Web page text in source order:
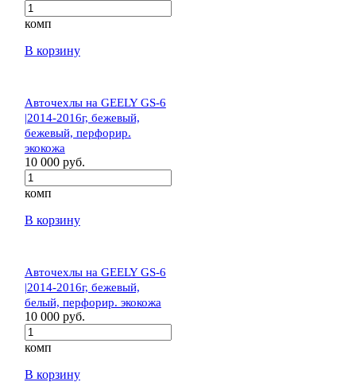
комп
В корзину
Авточехлы на GEELY GS-6
|2014-2016г, бежевый,
бежевый, перфорир.
экокожа
10 000 руб.
комп
В корзину
Авточехлы на GEELY GS-6
|2014-2016г, бежевый,
белый, перфорир. экокожа
10 000 руб.
комп
В корзину